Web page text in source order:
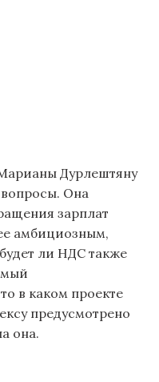
Дурлештяну
Она
зарплат
амбициозным,
ли НДС также
в каком проекте
предусмотрено
она.